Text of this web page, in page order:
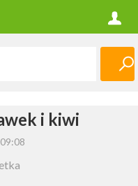
i kiwi